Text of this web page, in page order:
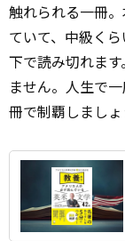
触れられる一冊
ていて、中級く
下で読み切れま
ません。人生で
冊で制覇しましょ